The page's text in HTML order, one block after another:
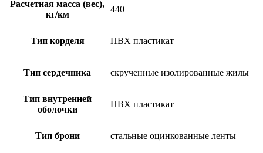
Расчетная масса (вес),
кг/км
440
Тип корделя ПВХ пластикат
Тип сердечника скрученные изолированные жилы
Тип внутренней
оболочки
ПВХ пластикат
Тип брони стальные оцинкованные ленты